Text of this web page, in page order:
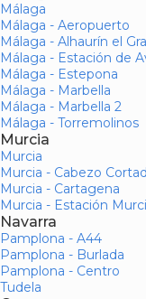
Málaga
Málaga - Aeropuerto
Málaga - Alhaurín el
Málaga - Estación de
Málaga - Estepona
Málaga - Marbella
Málaga - Marbella 2
Málaga - Torremolinos
Murcia
Murcia
Murcia - Cabezo
Murcia - Cartagena
Murcia - Estación
Navarra
Pamplona - A44
Pamplona - Burlada
Pamplona - Centro
Tudela